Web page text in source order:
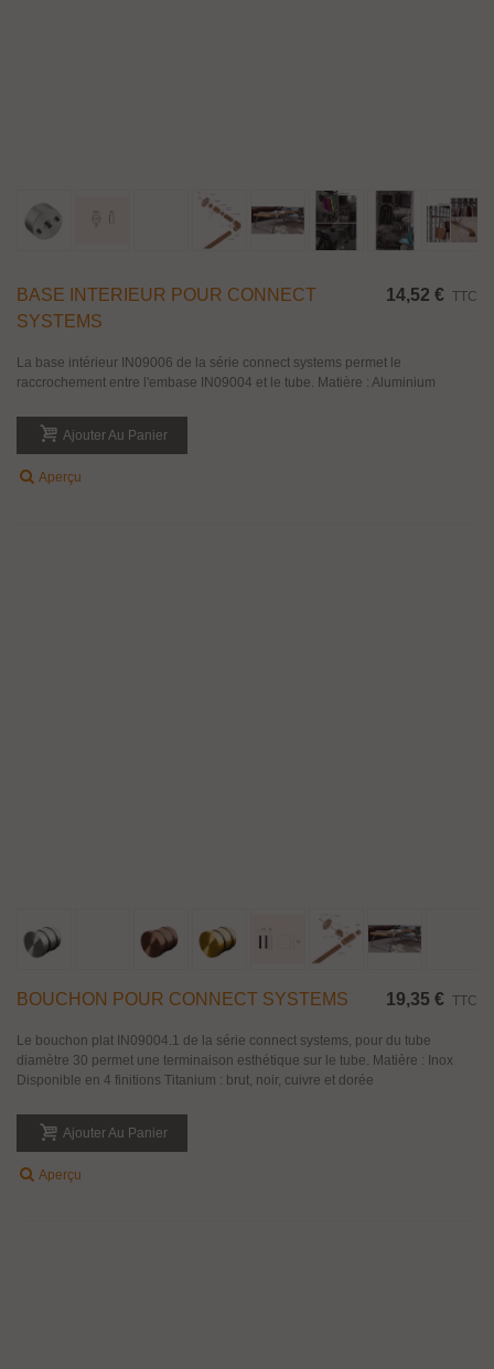
BASE INTERIEUR POUR CONNECT
SYSTEMS
14,52 € TTC
La base intérieur IN09006 de la série connect systems permet le
raccrochement entre l'embase IN09004 et le tube. Matière : Aluminium
Ajouter Au Panier
Aperçu
BOUCHON POUR CONNECT SYSTEMS 19,35 € TTC
Le bouchon plat IN09004.1 de la série connect systems, pour du tube
diamètre 30 permet une terminaison esthétique sur le tube. Matière : Inox
Disponible en 4 finitions Titanium : brut, noir, cuivre et dorée
Ajouter Au Panier
Aperçu